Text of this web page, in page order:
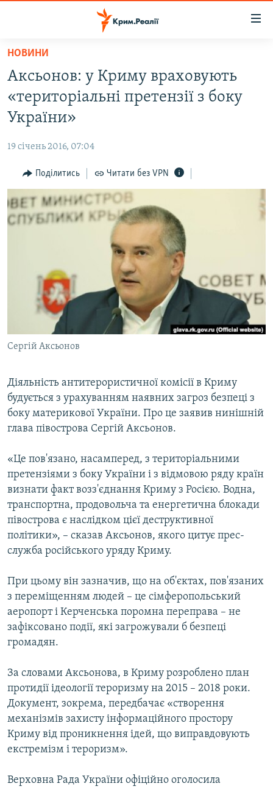
Перейти
основного
матеріалу
Перейти
до
основної
Перейти
до
пошуку
ВІДЕО ТА ФОТО
БЛОГИ
ПОГЛЯД
ІНТЕРВ'Ю
ВСЕ ЗА ДЕНЬ
ВІДЕОУРОКИ «ELIFBE»
СВІДЧЕННЯ ОКУПАЦІЇ
УКРАЇНСЬКА ПРОБЛЕМА КРИМУ
ІНФОГРАФІКА
ЯК ОБІЙТИ БЛОКУВАННЯ
Русский
Qırımtatar
ДОЛУЧАЙСЯ!
Усі сайти RFE/RL
НОВИНИ
Аксьонов: у Криму враховують
«територіальні претензії з боку
України»
19 січень 2016, 07:04
Поділитись Читати без VPN
Сергій Аксьонов
Діяльність антитерористичної комісії в Криму
будується з урахуванням наявних загроз безпеці з
боку материкової України. Про це заявив нинішній
глава півострова Сергій Аксьонов.
«Це пов'язано, насамперед, з територіальними
претензіями з боку України і з відмовою ряду країн
визнати факт возз'єднання Криму з Росією. Водна,
транспортна, продовольча та енергетична блокади
півострова є наслідком цієї деструктивної
політики», – сказав Аксьонов, якого цитує прес-
служба російського уряду Криму.
При цьому він зазначив, що на об'єктах, пов'язаних
з переміщенням людей – це сімферопольський
аеропорт і Керченська поромна переправа – не
зафіксовано події, які загрожували б безпеці
громадян.
За словами Аксьонова, в Криму розроблено план
протидії ідеології тероризму на 2015 – 2018 роки.
Документ, зокрема, передбачає «створення
механізмів захисту інформаційного простору
Криму від проникнення ідей, що виправдовують
екстремізм і тероризм».
Верховна Рада України офіційно оголосила